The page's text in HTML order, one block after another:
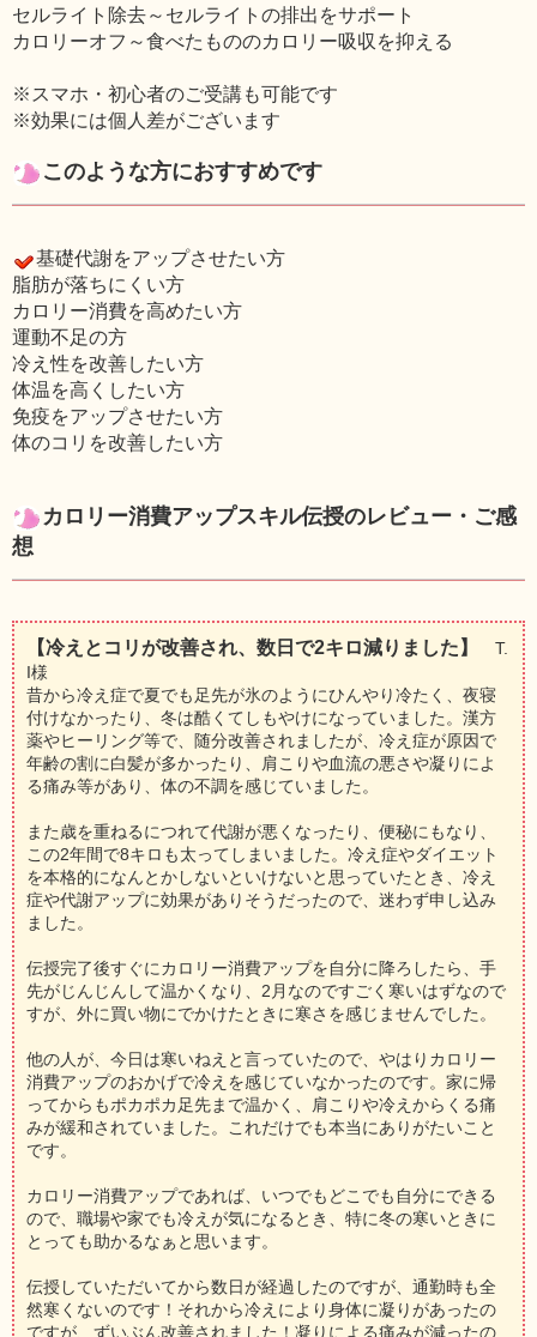
セルライト除去～セルライトの排出をサポート
カロリーオフ～食べたもののカロリー吸収を抑える
※スマホ・初心者のご受講も可能です
※効果には個人差がございます
このような方におすすめです
基礎代謝をアップさせたい方
脂肪が落ちにくい方
カロリー消費を高めたい方
運動不足の方
冷え性を改善したい方
体温を高くしたい方
免疫をアップさせたい方
体のコリを改善したい方
カロリー消費アップスキル伝授のレビュー・ご感
想
【冷えとコリが改善され、数日で2キロ減りました】
T.
I様
昔から冷え症で夏でも足先が氷のようにひんやり冷たく、夜寝
付けなかったり、冬は酷くてしもやけになっていました。漢方
薬やヒーリング等で、随分改善されましたが、冷え症が原因で
年齢の割に白髪が多かったり、肩こりや血流の悪さや凝りによ
る痛み等があり、体の不調を感じていました。
また歳を重ねるにつれて代謝が悪くなったり、便秘にもなり、
この2年間で8キロも太ってしまいました。冷え症やダイエット
を本格的になんとかしないといけないと思っていたとき、冷え
症や代謝アップに効果がありそうだったので、迷わず申し込み
ました。
伝授完了後すぐにカロリー消費アップを自分に降ろしたら、手
先がじんじんして温かくなり、2月なのですごく寒いはずなので
すが、外に買い物にでかけたときに寒さを感じませんでした。
他の人が、今日は寒いねえと言っていたので、やはりカロリー
消費アップのおかげで冷えを感じていなかったのです。家に帰
ってからもポカポカ足先まで温かく、肩こりや冷えからくる痛
みが緩和されていました。これだけでも本当にありがたいこと
です。
カロリー消費アップであれば、いつでもどこでも自分にできる
ので、職場や家でも冷えが気になるとき、特に冬の寒いときに
とっても助かるなぁと思います。
伝授していただいてから数日が経過したのですが、通勤時も全
然寒くないのです！それから冷えにより身体に凝りがあったの
ですが、ずいぶん改善されました！凝りによる痛みが減ったの